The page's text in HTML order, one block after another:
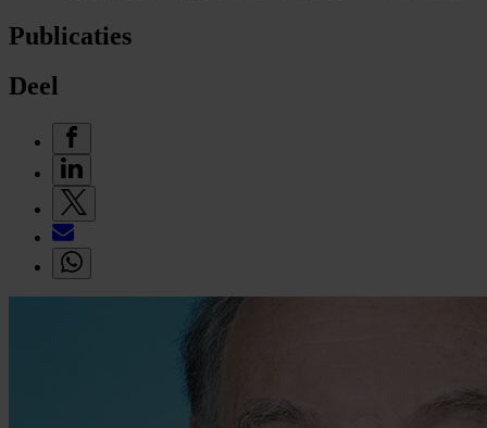
Publicaties
Deel